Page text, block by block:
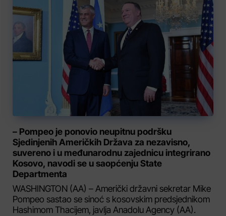
– Pompeo je ponovio neupitnu podršku
Sjedinjenih Američkih Država za nezavisno,
suvereno i u međunarodnu zajednicu integrirano
Kosovo, navodi se u saopćenju State
Departmenta
WASHINGTON (AA) – Američki državni sekretar Mike
Pompeo sastao se sinoć s kosovskim predsjednikom
Hashimom Thacijem, javlja Anadolu Agency (AA).